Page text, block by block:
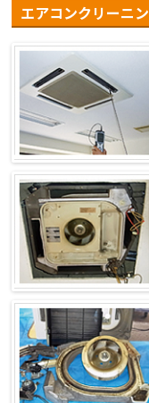
エアコンクリーニ